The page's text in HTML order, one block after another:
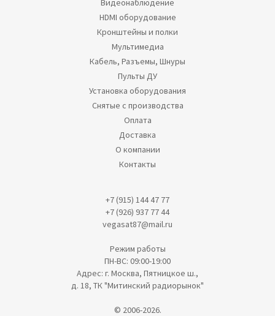
Видеонаблюдение
HDMI оборудование
Кронштейны и полки
Мультимедиа
Кабель, Разъемы, Шнуры
Пульты ДУ
Установка оборудования
Снятые с производства
Оплата
Доставка
О компании
Контакты
+7 (915) 144 47 77
+7 (926) 937 77 44
vegasat87@mail.ru
Режим работы
ПН-ВС: 09:00-19:00
Адрес: г. Москва, Пятницкое ш.,
д. 18, ТК "Митинский радиорынок"
© 2006-2026.